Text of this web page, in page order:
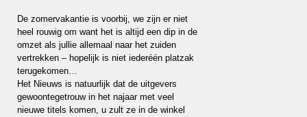
De zomervakantie is voorbij, we zijn er niet
heel rouwig om want het is altijd een dip in de
omzet als jullie allemaal naar het zuiden
vertrekken – hopelijk is niet iederéén platzak
terugekomen…
Het Nieuws is natuurlijk dat de uitgevers
gewoontegetrouw in het najaar met veel
nieuwe titels komen, u zult ze in de winkel